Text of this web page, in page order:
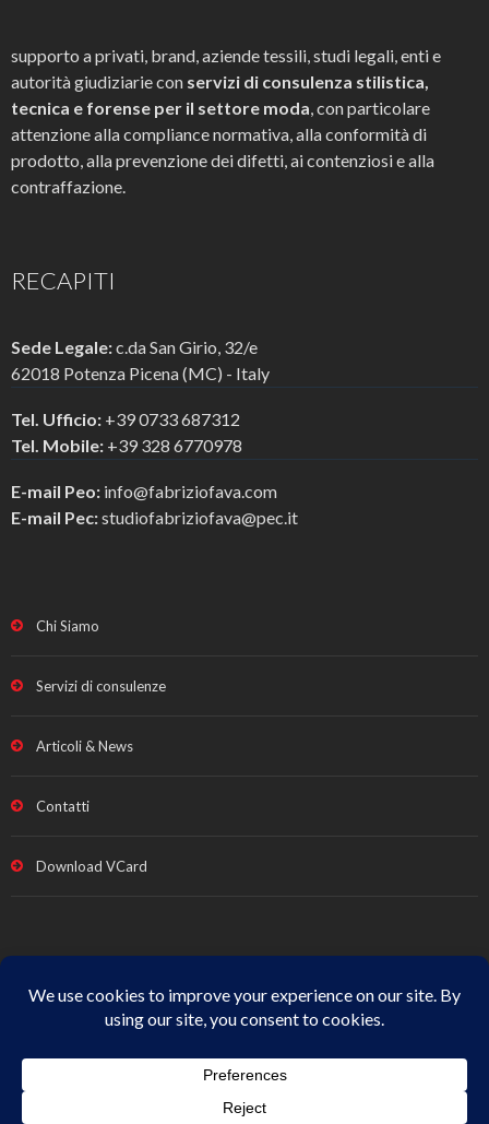
supporto a privati, brand, aziende tessili, studi legali, enti e
autorità giudiziarie con servizi di consulenza stilistica,
tecnica e forense per il settore moda , con particolare
attenzione alla compliance normativa, alla conformità di
prodotto, alla prevenzione dei difetti, ai contenziosi e alla
contraffazione.
RECAPITI
Sede Legale:c.da San Girio, 32/e
62018 Potenza Picena (MC) - Italy
Tel. Ufficio: +39 0733 687312
Tel. Mobile: +39 328 6770978
E-mail Peo: info@fabriziofava.com
E-mail Pec:studiofabriziofava@pec.it
Chi Siamo
Servizi di consulenze
Articoli & News
Contatti
Download VCard